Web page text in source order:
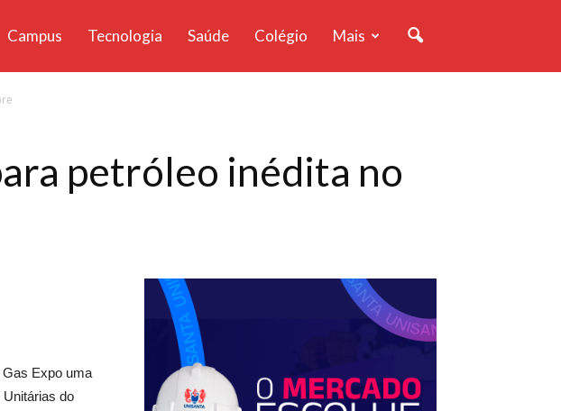
Campus Tecnologia Saúde Colégio Mais
petróleo inédita no
Gas Expo uma
do